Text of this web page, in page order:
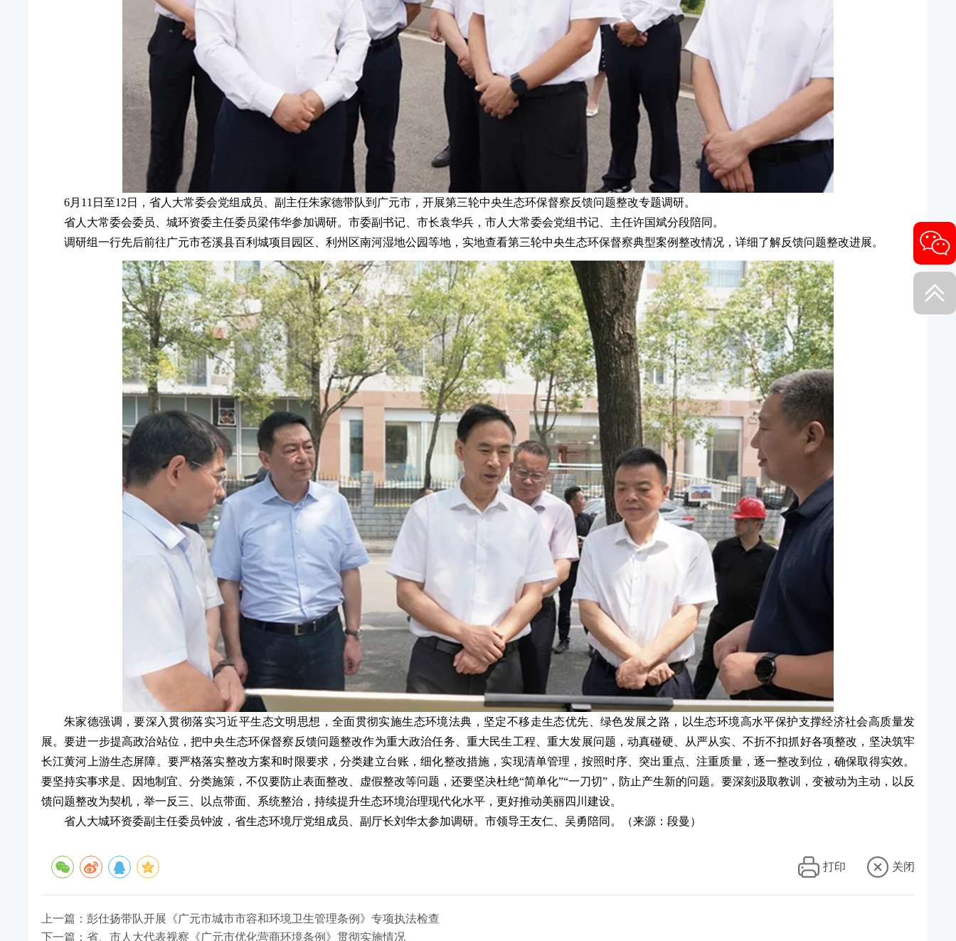
6月11日至12日，省人大常委会党组成员、副主任朱家德带队到广元市，开展第三轮中央生态环保督察反馈问题整改专题调研。
省人大常委会委员、城环资委主任委员梁伟华参加调研。市委副书记、市长袁华兵，市人大常委会党组书记、主任许国斌分段陪同。
调研组一行先后前往广元市苍溪县百利城项目园区、利州区南河湿地公园等地，实地查看第三轮中央生态环保督察典型案例整改情况，详细了解反馈问题整改进展。
朱家德强调，要深入贯彻落实习近平生态文明思想，全面贯彻实施生态环境法典，坚定不移走生态优先、绿色发展之路，以生态环境高水平保护支撑经济社会高质量发
展。要进一步提高政治站位，把中央生态环保督察反馈问题整改作为重大政治任务、重大民生工程、重大发展问题，动真碰硬、从严从实、不折不扣抓好各项整改，坚决筑牢
长江黄河上游生态屏障。要严格落实整改方案和时限要求，分类建立台账，细化整改措施，实现清单管理，按照时序、突出重点、注重质量，逐一整改到位，确保取得实效。
要坚持实事求是、因地制宜、分类施策，不仅要防止表面整改、虚假整改等问题，还要坚决杜绝“简单化”“一刀切”，防止产生新的问题。要深刻汲取教训，变被动为主动，以反
馈问题整改为契机，举一反三、以点带面、系统整治，持续提升生态环境治理现代化水平，更好推动美丽四川建设。
省人大城环资委副主任委员钟波，省生态环境厅党组成员、副厅长刘华太参加调研。市领导王友仁、吴勇陪同。（来源：段曼）
打印 关闭
上一篇：彭仕扬带队开展《广元市城市市容和环境卫生管理条例》专项执法检查
下一篇：省、市人大代表视察《广元市优化营商环境条例》贯彻实施情况